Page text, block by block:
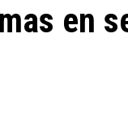
en